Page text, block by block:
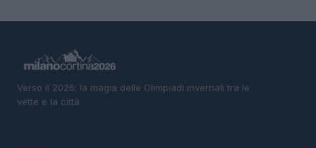
Verso il 2026: la magia delle Olimpiadi invernali tra le
vette e la città.